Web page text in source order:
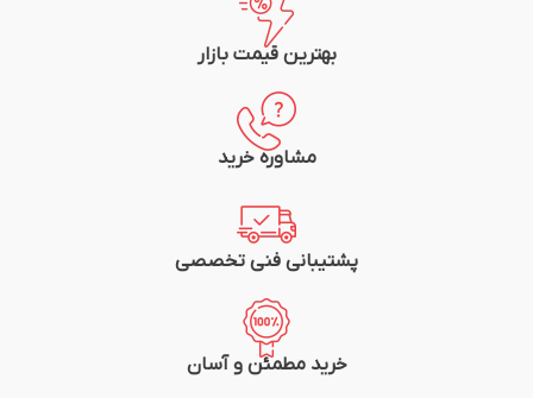
بهترین قیمت بازار
مشاوره خرید
پشتیبانی فنی تخصصی
خرید مطمئن و آسان